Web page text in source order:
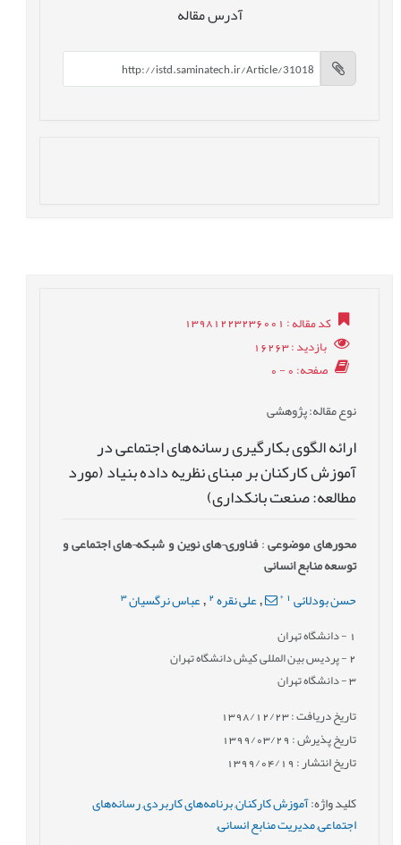
آدرس مقاله
کد مقاله: 13981223236001
بازدید: 16263
صفحه: 0 - 0
نوع مقاله: پژوهشی
ارائه الگوی بکارگیری رسانه‌های اجتماعی در
آموزش کارکنان بر مبنای نظریه داده بنیاد (مورد
مطالعه‌: صنعت بانکداری)
محورهای موضوعی:فناوری¬های نوین و شبکه¬های اجتماعی و
توسعه منابع انسانی
حسن بودلائی *
,علی نقره2
, عباس نرگسیان 3
- دانشگاه تهران
2- پردیس بین المللی کیش دانشگاه تهران
3- دانشگاه تهران
تاریخ دریافت : 1398/12/23
تاریخ پذیرش : 1399/03/29
تاریخ انتشار : 1399/04/19
کلید واژه:آموزش کارکنان,برنامه‌های کاربردی,رسانه‌های
اجتماعی,مدیریت منابع انسانی,